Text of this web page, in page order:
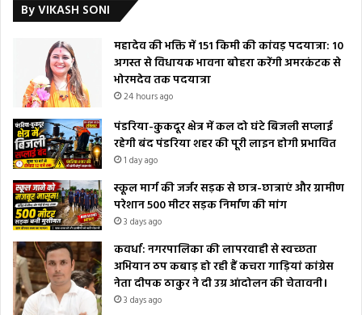
By VIKASH SONI
महादेव की भक्ति में 151 किमी की कांवड़ पदयात्रा: 10
अगस्त से विधायक भावना बोहरा करेंगी अमरकंटक से
भोरमदेव तक पदयात्रा
24 hours ago
पंडरिया-कुकदूर क्षेत्र में कल दो घंटे बिजली सप्लाई
रहेगी बंद पंडरिया शहर की पूरी लाइन होगी प्रभावित
1 day ago
स्कूल मार्ग की जर्जर सड़क से छात्र-छात्राएं और ग्रामीण
परेशान 500 मीटर सड़क निर्माण की मांग
3 days ago
कवर्धा: नगरपालिका की लापरवाही से स्वच्छता
अभियान ठप कबाड़ हो रही हैं कचरा गाड़ियां कांग्रेस
नेता दीपक ठाकुर ने दी उग्र आंदोलन की चेतावनी।
3 days ago